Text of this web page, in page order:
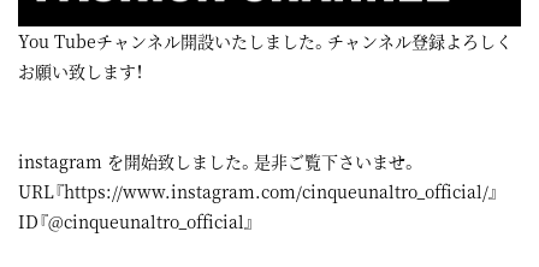
You Tubeチャンネル開設いたしました。チャンネル登録よろしく
お願い致します！
instagram を開始致しました。是非ご覧下さいませ。
URL『https://www.instagram.com/cinqueunaltro_official/』
ID『@cinqueunaltro_official』